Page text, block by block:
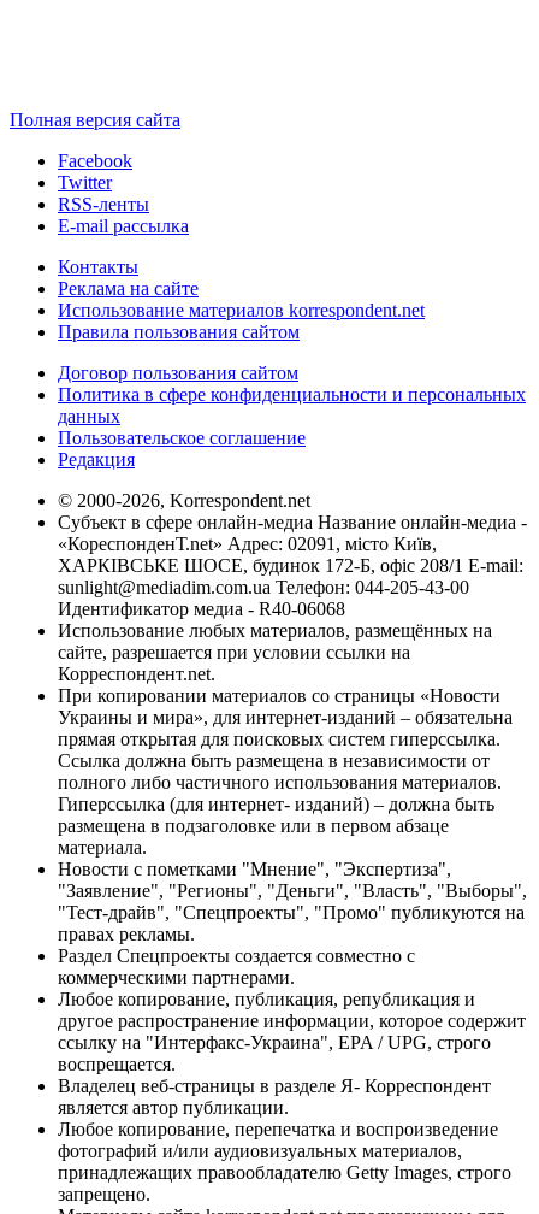
Полная версия сайта
Facebook
Twitter
RSS-ленты
E-mail рассылка
Контакты
Реклама на сайте
Использование материалов korrespondent.net
Правила пользования сайтом
Договор пользования сайтом
Политика в сфере конфиденциальности и персональных
данных
Пользовательское соглашение
Редакция
© 2000-2026, Korrespondent.net
Субъект в сфере онлайн-медиа Название онлайн-медиа -
«КореспонденТ.net» Адрес: 02091, місто Київ,
ХАРКІВСЬКЕ ШОСЕ, будинок 172-Б, офіс 208/1 E-mail:
sunlight@mediadim.com.ua Телефон: 044-205-43-00
Идентификатор медиа - R40-06068
Использование любых материалов, размещённых на
сайте, разрешается при условии ссылки на
Корреспондент.net.
При копировании материалов со страницы «Новости
Украины и мира», для интернет-изданий – обязательна
прямая открытая для поисковых систем гиперссылка.
Ссылка должна быть размещена в независимости от
полного либо частичного использования материалов.
Гиперссылка (для интернет- изданий) – должна быть
размещена в подзаголовке или в первом абзаце
материала.
Новости с пометками "Мнение", "Экспертиза",
"Заявление", "Регионы", "Деньги", "Власть", "Выборы",
"Тест-драйв", "Спецпроекты", "Промо" публикуются на
правах рекламы.
Раздел Спецпроекты создается совместно с
коммерческими партнерами.
Любое копирование, публикация, републикация и
другое распространение информации, которое содержит
ссылку на "Интерфакс-Украина", EPA / UPG, строго
воспрещается.
Владелец веб-страницы в разделе Я- Корреспондент
является автор публикации.
Любое копирование, перепечатка и воспроизведение
фотографий и/или аудиовизуальных материалов,
принадлежащих правообладателю Getty Images, строго
запрещено.